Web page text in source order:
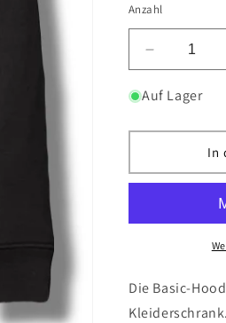
Anzahl
Verringere
die
Menge
Basic
Auf Lager
In
Die Basic-